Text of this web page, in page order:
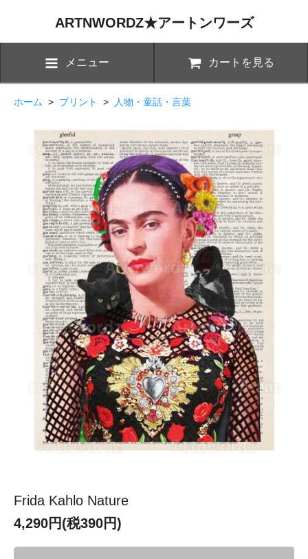
ARTNWORDZ★アートンワーズ
メニュー カートを見る
ホーム > プリント > 人物・童話・言葉
Frida Kahlo Nature
4,290円(税390円)